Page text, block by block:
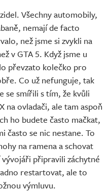
Všechny automobily,
nemají de facto
než jsme si zvykli na
v GTA 5. Když jsme u
převzato kolečko pro
Co už nefunguje, tak
se smířili s tím, že kvůli
na ovladači, ale tam aspoň
ho budete často mačkat,
často se nic nestane. To
na ramena a schovat
připravili záchytné
restartovat, ale to
výmluvu.